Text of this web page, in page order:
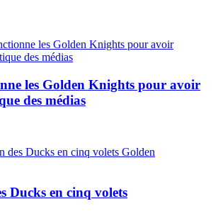
les Golden Knights pour avoir
des médias
Ducks en cinq volets